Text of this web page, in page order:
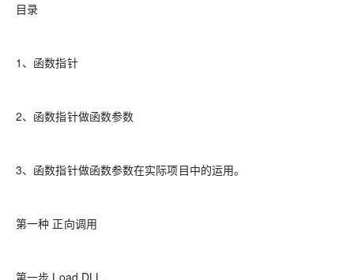
目录
1、函数指针
2、函数指针做函数参数
3、函数指针做函数参数在实际项目中的运用。
第一种 正向调用
第一步 Load DLL